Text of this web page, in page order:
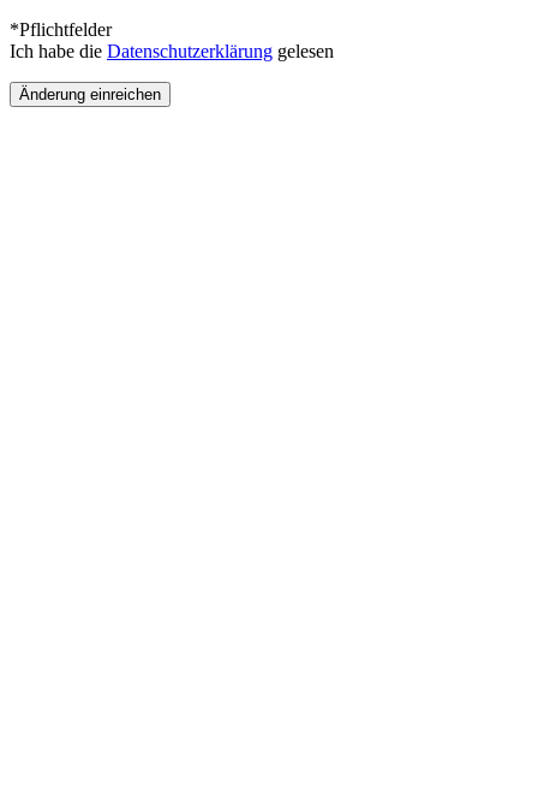
*Pflichtfelder
Ich habe die Datenschutzerklärung gelesen
Änderung einreichen